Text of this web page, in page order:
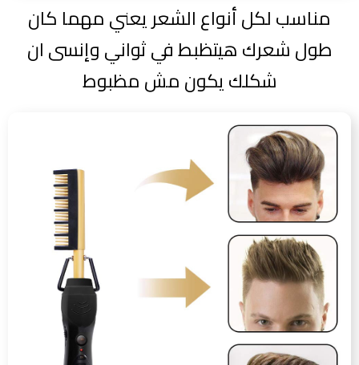
مناسب لكل أنواع الشعر يعني مهما كان
طول شعرك هيتظبط في ثواني وإنسى ان
شكلك يكون مش مظبوط